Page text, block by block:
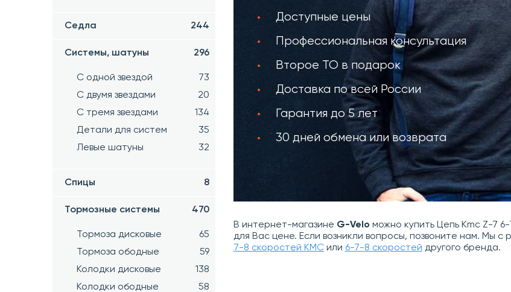
Седла 244
Системы, шатуны 296
С одной звездой
73
С двумя звездами
20
С тремя звездами
134
Детали для систем
35
Левые шатуны
32
Спицы 8
Тормозные системы 470
Тормоза дисковые
65
Тормоза ободные
59
Колодки дисковые
138
Колодки ободные
58
Доступные цены
Профессиональная консультация
Второе ТО в подарок
Доставка по всей России
Гарантия до 5 лет
30 дней обмена или возврата
В интернет-магазине G-Velo можно купить Цепь Kmc Z-7 6-
для Вас цене. Если возникли вопросы, позвоните нам. Мы
7-8 скоростей KMC или 6-7-8 скоростей другого бренда.